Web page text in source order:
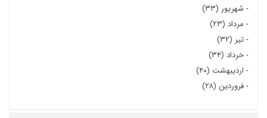
- شهریور (۳۳)
- مرداد (۲۳)
-تیر (۳۲)
-خرداد (۳۴)
- اردیبهشت (۴۰)
-فروردین (۲۸)